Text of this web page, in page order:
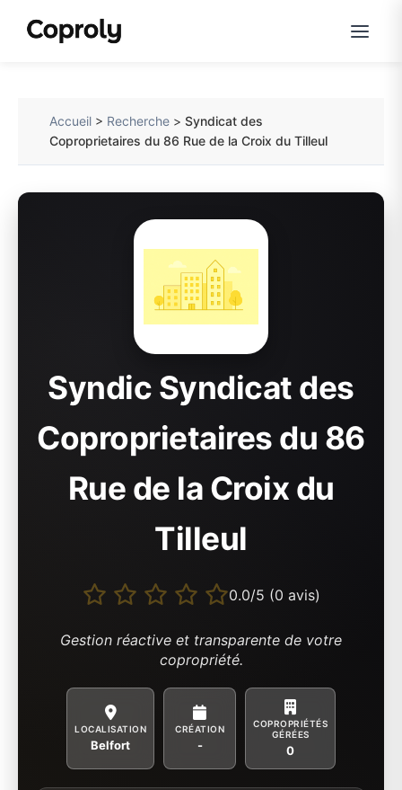
Accueil > Recherche >Syndicat des
Coproprietaires du 86 Rue de la Croix du Tilleul
Syndic Syndicat des
Coproprietaires du 86
Rue de la Croix du
Tilleul
0.0/5 (0 avis)
Gestion réactive et transparente de votre
copropriété.
LOCALISATION
Belfort
CRÉATION
-
COPROPRIÉTÉS
GÉRÉES
0